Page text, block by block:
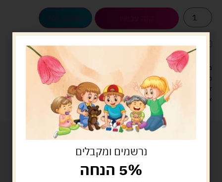
הוספה לסל
לארוז את המוצר באריזת מתנה5.00 ש"ח ?
מעל 329 ש"ח, משלוח עם שליח עד הבית חינם! – 0 ₪
משלוח עם שליח עד הבית: 29 ש"ח
זמן אספקה: עד 4 ימי עסקים.
איסוף עצמי: מ"ביתר טויס" רחוב בניין דוד 18, ביתר עילית.
נרשמים ומקבלים
5% הנחה